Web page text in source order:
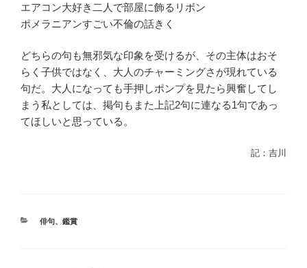
エアコン大好き二人で部屋に飾るリボン
ポメラニアンすごい不倫の話きく
どちらの句も無邪気な印象を受けるが、その主体はおそ
らく子供ではなく、大人のチャーミングさが現れている
句だ。大人になっても手押しポンプを見たら興奮してし
まう私としては、掲句もまた上記2句に連なる1句であっ
てほしいと思っている。
記：吉川
カ
俳句、 鑑賞